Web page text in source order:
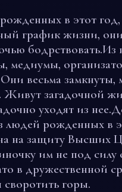
в этот год,
график жизни,
медиумы,
весьма замкнуты,
Живут загадочной
уходят из
людей рожденных в
на защиту Высших
им не под силу
в дружественной
горы.